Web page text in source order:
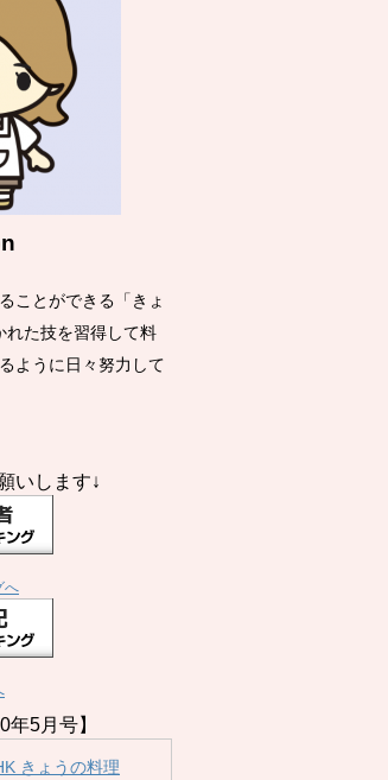
ことができる「きょ
れた技を習得して料
ように日々努力して
いします↓
へ
5月号】
きょうの料理